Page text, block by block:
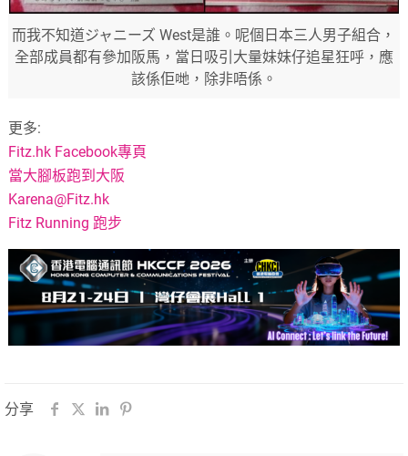
而我不知道ジャニーズ West是誰。呢個日本三人男子組合，
全部成員都有參加阪馬，當日吸引大量妹妹仔追星狂呼，應
該係佢哋，除非唔係。
更多:
Fitz.hk Facebook專頁
當大腳板跑到大阪
Karena@Fitz.hk
Fitz Running 跑步
分享